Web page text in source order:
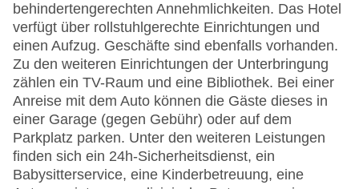
behindertengerechten Annehmlichkeiten. Das Hotel
verfügt über rollstuhlgerechte Einrichtungen und
einen Aufzug. Geschäfte sind ebenfalls vorhanden.
Zu den weiteren Einrichtungen der Unterbringung
zählen ein TV-Raum und eine Bibliothek. Bei einer
Anreise mit dem Auto können die Gäste dieses in
einer Garage (gegen Gebühr) oder auf dem
Parkplatz parken. Unter den weiteren Leistungen
finden sich ein 24h-Sicherheitsdienst, ein
Babysitterservice, eine Kinderbetreuung, eine